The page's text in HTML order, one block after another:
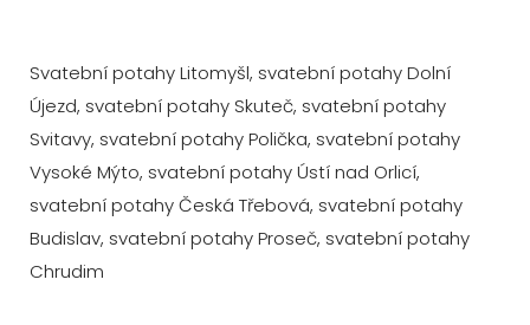
Svatební potahy Litomyšl, svatební potahy Dolní
Újezd, svatební potahy Skuteč, svatební potahy
Svitavy, svatební potahy Polička, svatební potahy
Vysoké Mýto, svatební potahy Ústí nad Orlicí,
svatební potahy Česká Třebová, svatební potahy
Budislav, svatební potahy Proseč, svatební potahy
Chrudim